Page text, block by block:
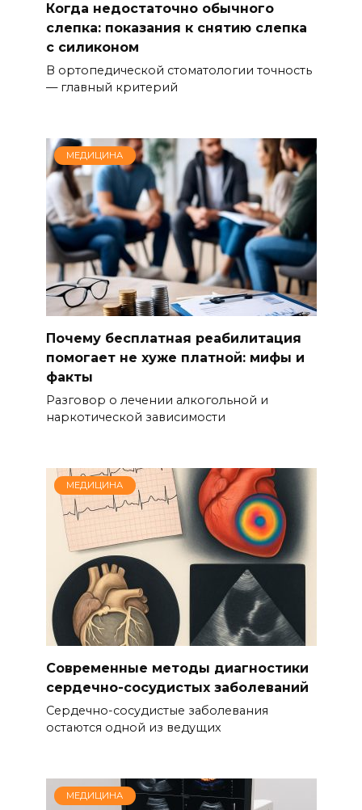
Когда недостаточно обычного
слепка: показания к снятию слепка
с силиконом
В ортопедической стоматологии точность
— главный критерий
МЕДИЦИНА
Почему бесплатная реабилитация
помогает не хуже платной: мифы и
факты
Разговор о лечении алкогольной и
наркотической зависимости
МЕДИЦИНА
Современные методы диагностики
сердечно-сосудистых заболеваний
Сердечно-сосудистые заболевания
остаются одной из ведущих
МЕДИЦИНА